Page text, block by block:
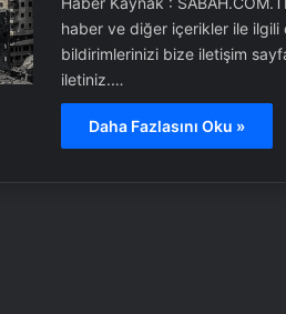
haber ve diğer içerikler ile ilgili
bildirimlerinizi bize iletişim
iletiniz.…
Daha Fazlasını Oku »